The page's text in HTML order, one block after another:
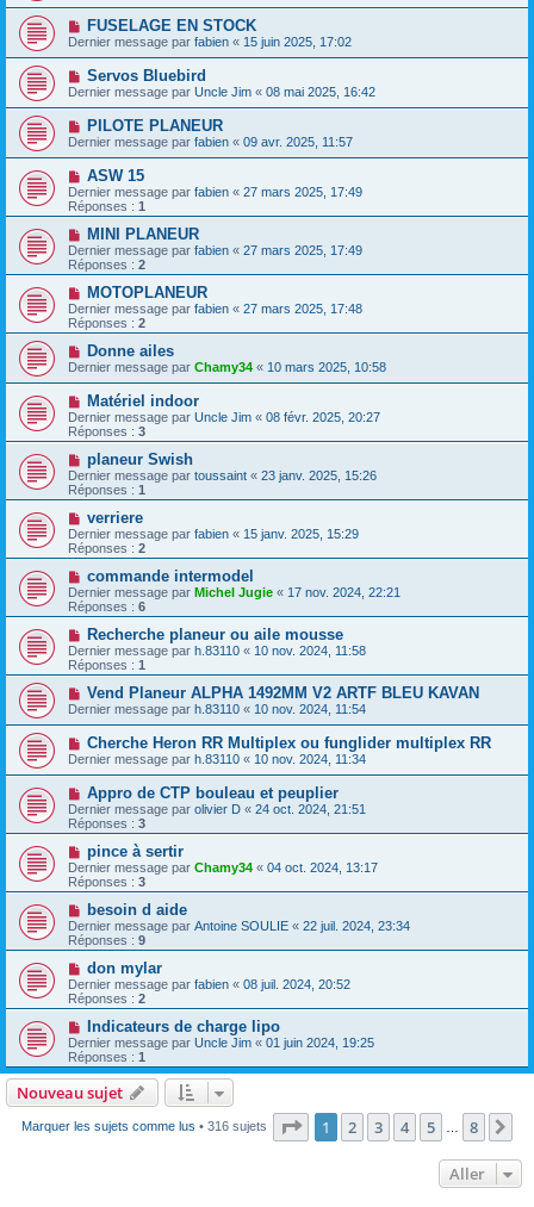
FUSELAGE EN STOCK
Dernier message par fabien « 15 juin 2025, 17:02
Servos Bluebird
Dernier message par Uncle Jim « 08 mai 2025, 16:42
PILOTE PLANEUR
Dernier message par fabien « 09 avr. 2025, 11:57
ASW 15
Dernier message par fabien « 27 mars 2025, 17:49
Réponses : 1
MINI PLANEUR
Dernier message par fabien « 27 mars 2025, 17:49
Réponses : 2
MOTOPLANEUR
Dernier message par fabien « 27 mars 2025, 17:48
Réponses : 2
Donne ailes
Dernier message par Chamy34 « 10 mars 2025, 10:58
Matériel indoor
Dernier message par Uncle Jim « 08 févr. 2025, 20:27
Réponses : 3
planeur Swish
Dernier message par toussaint « 23 janv. 2025, 15:26
Réponses : 1
verriere
Dernier message par fabien « 15 janv. 2025, 15:29
Réponses : 2
commande intermodel
Dernier message par Michel Jugie « 17 nov. 2024, 22:21
Réponses : 6
Recherche planeur ou aile mousse
Dernier message par h.83110 « 10 nov. 2024, 11:58
Réponses : 1
Vend Planeur ALPHA 1492MM V2 ARTF BLEU KAVAN
Dernier message par h.83110 « 10 nov. 2024, 11:54
Cherche Heron RR Multiplex ou funglider multiplex RR
Dernier message par h.83110 « 10 nov. 2024, 11:34
Appro de CTP bouleau et peuplier
Dernier message par olivier D « 24 oct. 2024, 21:51
Réponses : 3
pince à sertir
Dernier message par Chamy34 « 04 oct. 2024, 13:17
Réponses : 3
besoin d aide
Dernier message par Antoine SOULIE « 22 juil. 2024, 23:34
Réponses : 9
don mylar
Dernier message par fabien « 08 juil. 2024, 20:52
Réponses : 2
Indicateurs de charge lipo
Dernier message par Uncle Jim « 01 juin 2024, 19:25
Réponses : 1
Nouveau sujet
Marquer les sujets comme lus • 316 sujets Page 1sur8
1 2 3 4 5 8
Aller